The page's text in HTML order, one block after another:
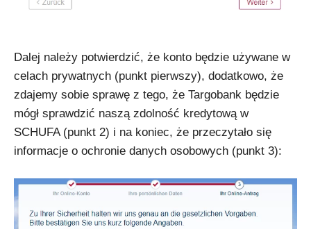
Dalej należy potwierdzić, że konto będzie używane w
celach prywatnych (punkt pierwszy), dodatkowo, że
zdajemy sobie sprawę z tego, że Targobank będzie
mógł sprawdzić naszą zdolność kredytową w
SCHUFA (punkt 2) i na koniec, że przeczytało się
informacje o ochronie danych osobowych (punkt 3):